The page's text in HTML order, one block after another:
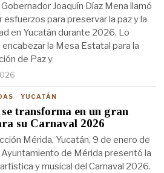
Joaquín Díaz Mena llamó
esfuerzos para preservar la paz y la
en Yucatán durante 2026. Lo
encabezar la Mesa Estatal para la
de Paz y
· YUCATÁN
transforma en un gran
su Carnaval 2026
Mérida, Yucatán, 9 de enero de
de Mérida presentó la
y musical del Carnaval 2026.